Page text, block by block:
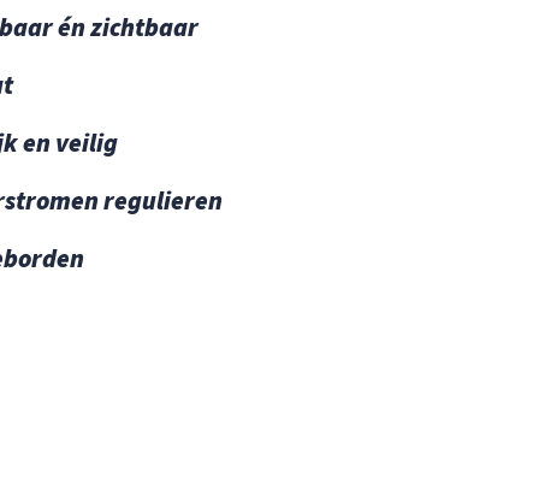
én zichtbaar
en veilig
regulieren